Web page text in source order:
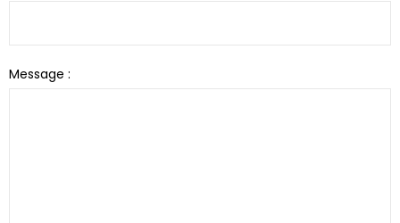
Message :